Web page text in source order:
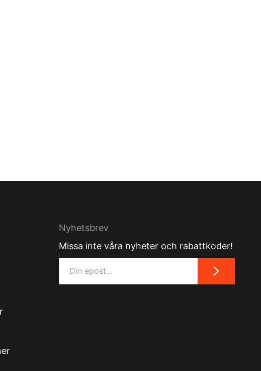
Nyhetsbrev
Missa inte våra nyheter och rabattkoder!